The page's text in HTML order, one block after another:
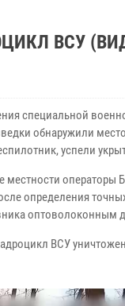
ВСУ
специальной
обнаружили
успели
местности
определения
оптоволоконным
ВСУ